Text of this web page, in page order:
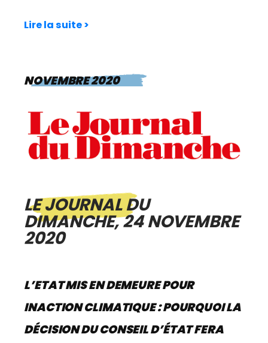
Lire la suite >
NOVEMBRE 2020
LE JOURNAL DU
DIMANCHE, 24 NOVEMBRE
2020
L’ETAT MIS EN DEMEURE POUR
INACTION CLIMATIQUE : POURQUOI LA
DÉCISION DU CONSEIL D’ÉTAT FERA